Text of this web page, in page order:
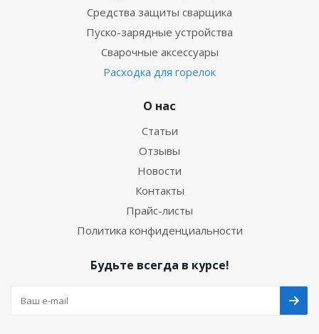
Средства защиты сварщика
Пуско-зарядные устройства
Сварочные аксессуары
Расходка для горелок
О нас
Статьи
Отзывы
Новости
Контакты
Прайс-листы
Политика конфиденциальности
Будьте всегда в курсе!